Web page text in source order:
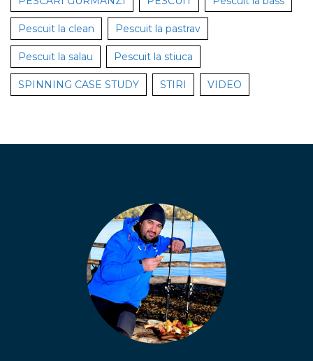
Pescuit la clean Pescuit la pastrav
Pescuit la salau Pescuit la stiuca
SPINNING CASE STUDY STIRI VIDEO